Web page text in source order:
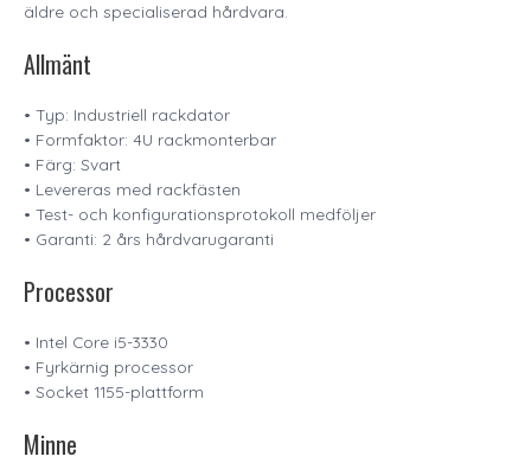
äldre och specialiserad hårdvara.
Allmänt
• Typ: Industriell rackdator
• Formfaktor: 4U rackmonterbar
• Färg: Svart
• Levereras med rackfästen
• Test- och konfigurationsprotokoll medföljer
• Garanti: 2 års hårdvarugaranti
Processor
• Intel Core i5-3330
• Fyrkärnig processor
• Socket 1155-plattform
Minne